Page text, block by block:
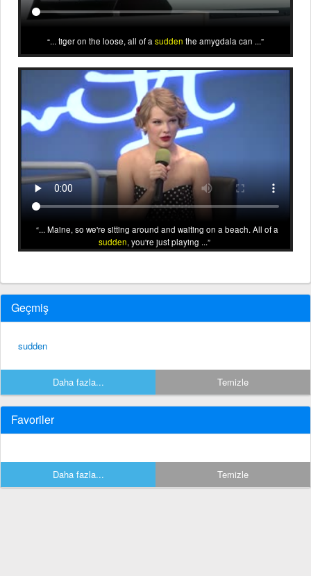
... tiger on the loose, all of a sudden the amygdala can ...
... Maine, so we're sitting around and waiting on a beach. All of a
sudden, you're just playing ...
Geçmiş
sudden
Daha fazla... Temizle
Favoriler
Daha fazla... Temizle